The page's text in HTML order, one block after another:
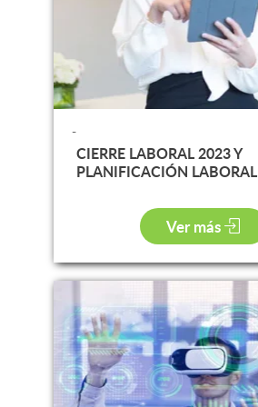
-
CIERRE LABORAL 2023 Y
PLANIFICACIÓN
Ver más